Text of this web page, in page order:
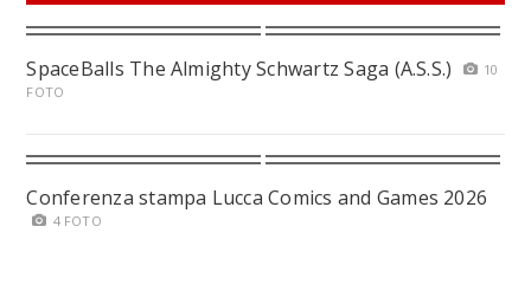
SpaceBalls The Almighty Schwartz Saga (A.S.S.)
10
FOTO
Conferenza stampa Lucca Comics and Games 2026
4 FOTO